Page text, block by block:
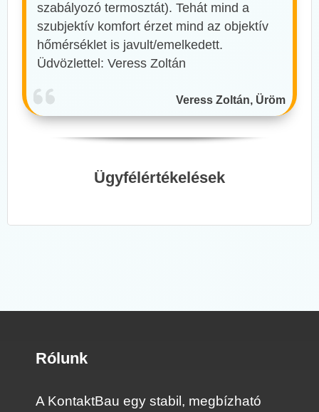
szabályozó termosztát). Tehát mind a
szubjektív komfort érzet mind az objektív
hőmérséklet is javult/emelkedett.
Üdvözlettel: Veress Zoltán
Veress Zoltán, Üröm
Ügyfélértékelések
Rólunk
A KontaktBau egy stabil, megbízható